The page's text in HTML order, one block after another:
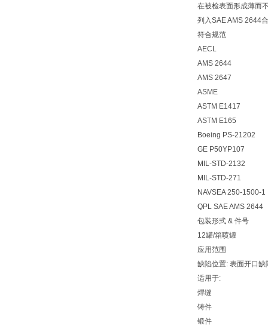
在被检表面形成薄而
列入SAE AMS 2644
符合规范
AECL
AMS 2644
AMS 2647
ASME
ASTM E1417
ASTM E165
Boeing PS-21202
GE P50YP107
MIL-STD-2132
MIL-STD-271
NAVSEA 250-1500-1
QPL SAE AMS 2644
包装形式 & 件号
12罐/箱喷罐
应用范围
缺陷位置: 表面开口缺
适用于:
焊缝
铸件
锻件